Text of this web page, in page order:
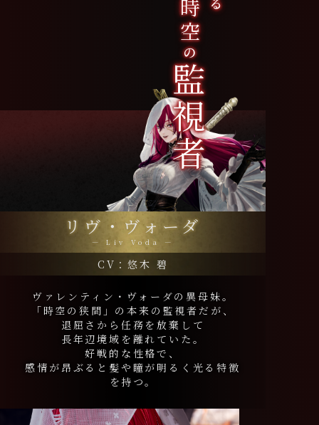
時空
の
監視者
リヴ・ヴォーダ
― Liv Voda ―
CV：悠木 碧
ヴァレンティン・ヴォーダの異母妹。
「時空の狭間」の本来の監視者だが、
退屈さから任務を放棄して
長年辺境域を離れていた。
好戦的な性格で、
感情が昂ぶると髪や瞳が明るく光る特徴
を持つ。